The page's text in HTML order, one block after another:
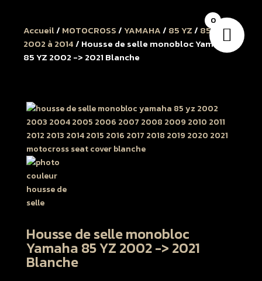
Accueil/ MOTOCROSS/YAMAHA/ 85 YZ/ 85 YZ
2002 à 2014/ Housse de selle monobloc Yamaha
85 YZ 2002 -> 2021 Blanche
Housse de selle monobloc
Yamaha 85 YZ 2002 -> 2021
Blanche
0